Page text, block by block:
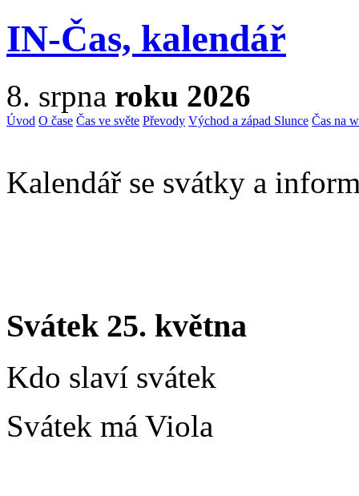
IN-Čas, kalendář
8. srpna roku 2026
Úvod O čase Čas ve světe Převody Východ a západ Slunce Čas na
Kalendář se svátky a
Svátek 25. května
Kdo slaví svátek
Svátek má Viola